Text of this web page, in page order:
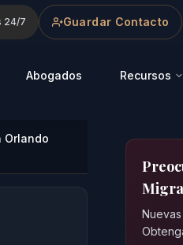
24/7 Guardar Contacto
Abogados Recursos
Orlando